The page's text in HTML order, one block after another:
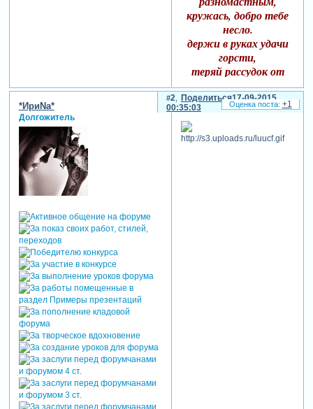
кружась, добро тебе
несло.
держи в руках удачи
горсти,
теряй рассудок от
любви!
метеориты
удовольствий
в объятья бережно
лови!
Поделиться
2
17-09-2015
00:35:03
*ИриNа*
Долгожитель
+1